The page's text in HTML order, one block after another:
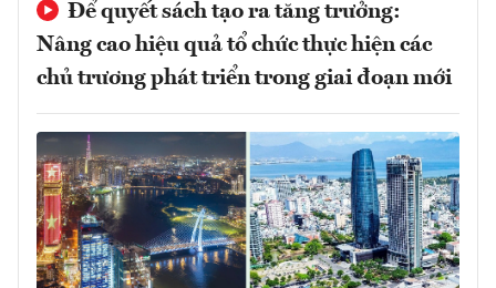
Để quyết sách tạo ra tăng trưởng:
Nâng cao hiệu quả tổ chức thực hiện các
chủ trương phát triển trong giai đoạn mới